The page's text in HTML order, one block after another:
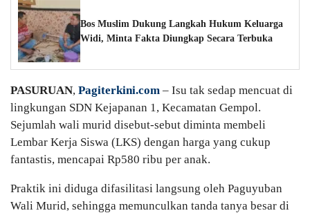
Bos Muslim Dukung Langkah Hukum Keluarga
Widi, Minta Fakta Diungkap Secara Terbuka
PASURUAN, Pagiterkini.com – Isu tak sedap mencuat di
lingkungan SDN Kejapanan 1, Kecamatan Gempol.
Sejumlah wali murid disebut-sebut diminta membeli
Lembar Kerja Siswa (LKS) dengan harga yang cukup
fantastis, mencapai Rp580 ribu per anak.
Praktik ini diduga difasilitasi langsung oleh Paguyuban
Wali Murid, sehingga memunculkan tanda tanya besar di